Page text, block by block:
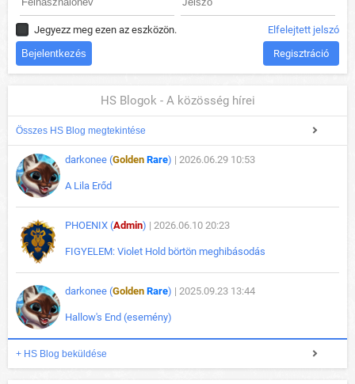
Jegyezz meg ezen az eszközön. Elfelejtett jelszó
Regisztráció
HS Blogok - A közösség hírei
Összes HS Blog megtekintése
darkonee (Golden Rare) | 2026.06.29 10:53
A Lila Erőd
PHOENIX (Admin) | 2026.06.10 20:23
FIGYELEM: Violet Hold börtön meghibásodás
darkonee (Golden Rare) | 2025.09.23 13:44
Hallow's End (esemény)
+ HS Blog beküldése